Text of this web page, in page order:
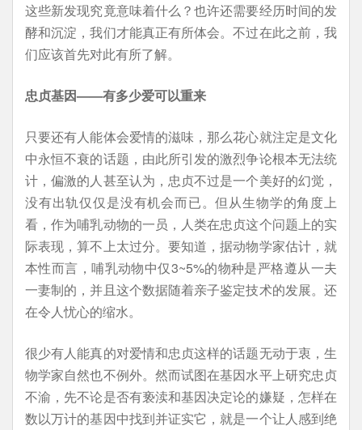
这些新发现究竟意味着什么？也许还需要经历时间的发
酵和沉淀，我们才能真正有所体会。不过在此之前，我
们应该首先对此有所了解。
忠贞基因——有多少爱可以重来
只要还有人能体会爱情的滋味，那么花心就注定是文化
中永恒不衰的话题，由此所引发的激烈争论根本无法统
计，偏激的人甚至认为，忠贞不过是一个美好的幻觉，
没有出轨仅仅是没有机会而已。但从生物学的角度上
看，作为哺乳动物的一员，人类在忠贞这个问题上的实
际表现，算不上太过分。要知道，据动物学家估计，就
本性而言，哺乳动物中仅3~5%的物种是严格遵从一夫
一妻制的，并且这个数据随着亲子鉴定技术的发展。还
在令人忧心的缩水。
很少有人能真的对爱情和忠贞这样的话题无动于衷，生
物学家自然也不例外。然而试图在基因水平上研究忠贞
不渝，先不论是否有亵渎和基因决定论的嫌疑，怎样在
数以万计的基因中找到并证实它，就是一个让人感到绝